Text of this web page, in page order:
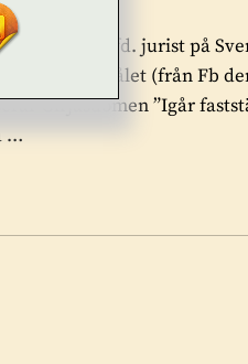
fd. jurist på
i Girjasmålet (från Fb
Girjasdomen ”Igår
…